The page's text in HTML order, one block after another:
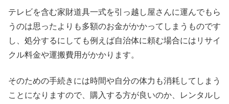
テレビを含む家財道具一式を引っ越し屋さんに運んでもら
うのは思ったよりも多額のお金がかかってしまうものです
し、処分するにしても例えば自治体に頼む場合にはリサイ
クル料金や運搬費用がかかります。
そのための手続きには時間や自分の体力も消耗してしまう
ことになりますので、購入する方が良いのか、レンタルし